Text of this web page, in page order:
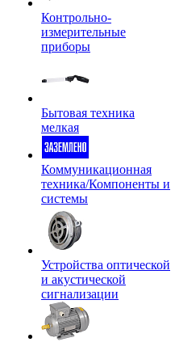
Контрольно-
измерительные
приборы
Бытовая техника
мелкая
Коммуникационная
техника/Компоненты и
системы
Устройства оптической
и акустической
сигнализации